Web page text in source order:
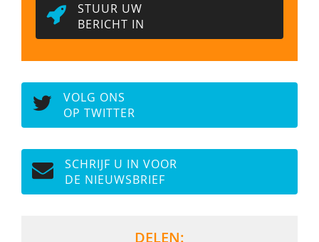
STUUR UW
BERICHT IN
VOLG ONS
OP TWITTER
SCHRIJF U IN VOOR
DE NIEUWSBRIEF
DELEN: